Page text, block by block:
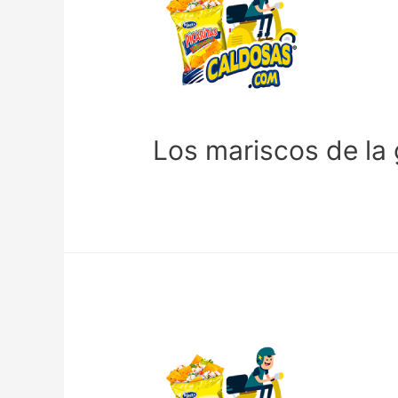
Los mariscos de la